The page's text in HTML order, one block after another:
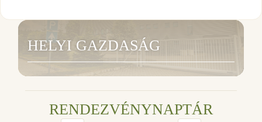
HELYI GAZDASÁG
RENDEZVÉNYNAPTÁR